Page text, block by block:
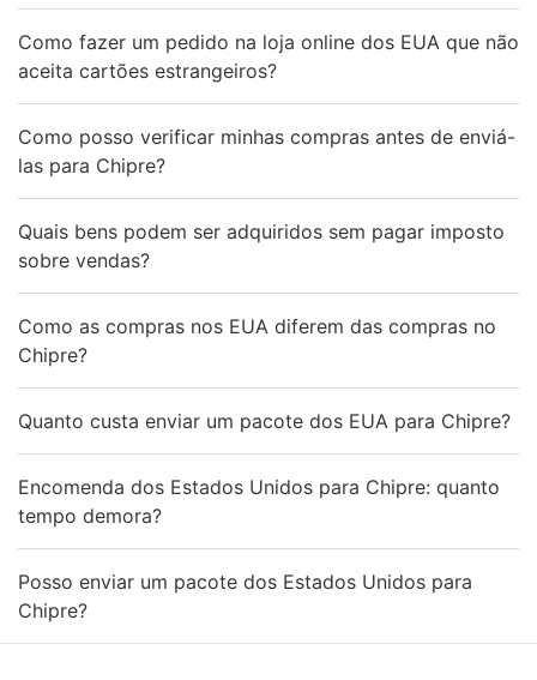
Como fazer um pedido na loja online dos EUA que não
aceita cartões estrangeiros?
Como posso verificar minhas compras antes de enviá-
las para Chipre?
Quais bens podem ser adquiridos sem pagar imposto
sobre vendas?
Como as compras nos EUA diferem das compras no
Chipre?
Quanto custa enviar um pacote dos EUA para Chipre?
Encomenda dos Estados Unidos para Chipre: quanto
tempo demora?
Posso enviar um pacote dos Estados Unidos para
Chipre?